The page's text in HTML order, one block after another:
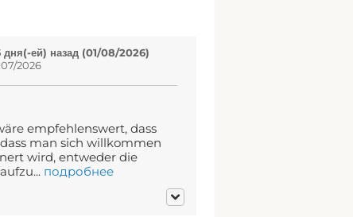
ей) назад (01/08/2026)
2026
empfehlenswert, dass
man sich willkommen
wird, entweder die
подробнее